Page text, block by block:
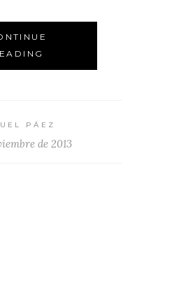
PÁEZ
de 2013